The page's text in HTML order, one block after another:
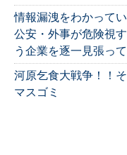
情報漏洩をわかって
公安・外事が危険視
う企業を逐一見張って
河原乞食大戦争！！
マスゴミ